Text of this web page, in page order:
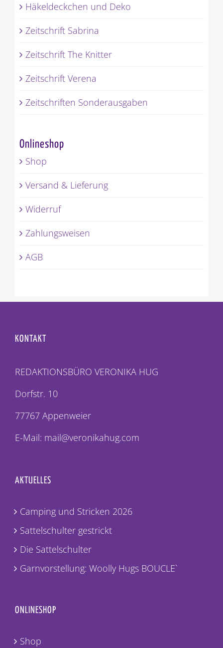
Häkeldeckchen und Deko
Zeitschrift Sabrina
Zeitschrift The Knitter
Zeitschrift Verena
Zeitschriften Sonderausgaben
Onlineshop
Shop
Versand & Lieferung
Widerruf
Zahlungsweisen
AGB
KONTAKT
REDAKTIONSBÜRO VERONIKA HUG
Dorfstr. 10
77767 Appenweier
E-Mail: mail@veronikahug.com
AKTUELLES
Camping und Stricken 2026
Sattelschulter gestrickt
Die Sattelschulter
Garnvorstellung: Woolly Hugs BOUCLE`
ONLINESHOP
Shop